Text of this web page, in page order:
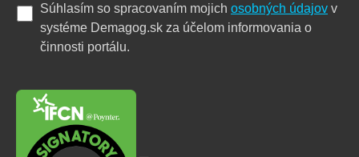
Súhlasím so spracovaním mojich osobných údajov v
systéme Demagog.sk za účelom informovania o
činnosti portálu.